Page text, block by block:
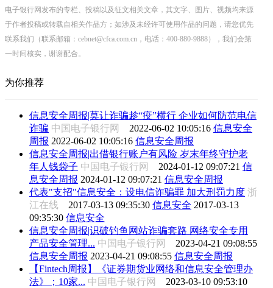
电子银行网发布的专栏、投稿以及征文相关文章，其文字、图片、视频均来源
于作者投稿或转载自相关作品方；如涉及未经许可使用作品的问题，请您优先
联系我们（联系邮箱：cebnet@cfca.com.cn，电话：400-880-9888），我们会第
一时间核实，谢谢配合。
为你推荐
信息安全周报|莫让诈骗趁“疫”横行 企业如何防范电信
诈骗 中国电子银行网 2022-06-02 10:05:16 信息安全
周报 2022-06-02 10:05:16 信息安全周报
信息安全周报|出借银行账户有风险 岁末年终守护老
年人钱袋子 中国电子银行网 2024-01-12 09:07:21 信
息安全周报 2024-01-12 09:07:21 信息安全周报
代表"支招"信息安全：设电信诈骗罪 加大刑罚力度 浙
江在线 2017-03-13 09:35:30 信息安全 2017-03-13
09:35:30 信息安全
信息安全周报|识破钓鱼网站诈骗套路 网络安全专用
产品安全管理... 中国电子银行网 2023-04-21 09:08:55
信息安全周报 2023-04-21 09:08:55 信息安全周报
【Fintech周报】《证券期货业网络和信息安全管理办
法》；10家... 中国电子银行网 2023-03-10 09:53:10